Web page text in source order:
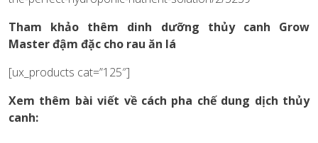
Tham khảo thêm dinh dưỡng thủy canh Grow
Master đậm đặc cho rau ăn lá
[ux_products cat=”125″]
Xem thêm bài viết về cách pha chế dung dịch thủy
canh: